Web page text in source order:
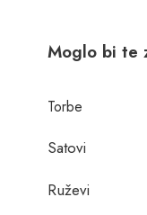
Moglo bi te
Torbe
Satovi
Ruževi